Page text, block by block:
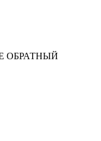
ОБРАТНЫЙ